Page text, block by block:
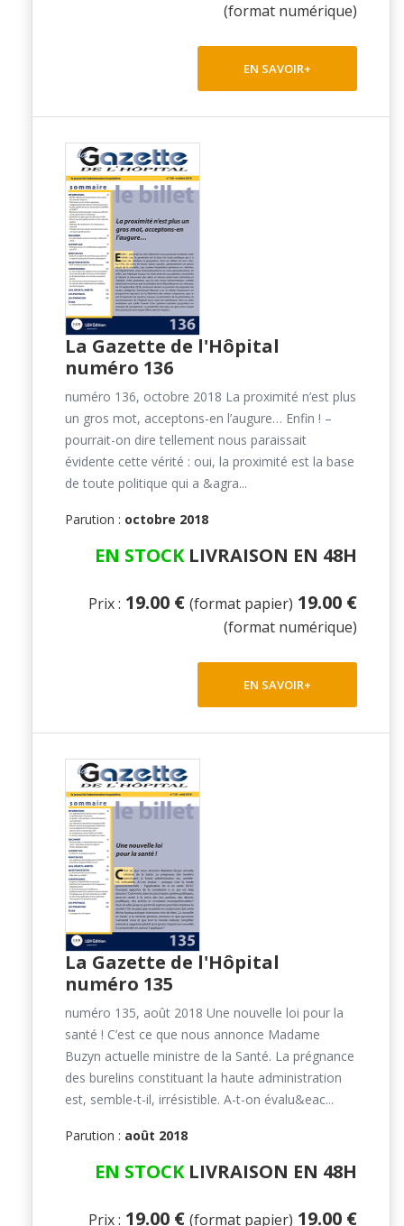
(format numérique)
EN SAVOIR+
La Gazette de l'Hôpital
numéro 136
numéro 136, octobre 2018 La proximité n’est plus
un gros mot, acceptons-en l’augure… Enfin ! –
pourrait-on dire tellement nous paraissait
évidente cette vérité : oui, la proximité est la base
de toute politique qui a &agra...
Parution : octobre 2018
EN STOCKLIVRAISON EN 48H
Prix : 19.00 € (format papier) 19.00 €
(format numérique)
EN SAVOIR+
La Gazette de l'Hôpital
numéro 135
numéro 135, août 2018 Une nouvelle loi pour la
santé ! C’est ce que nous annonce Madame
Buzyn actuelle ministre de la Santé. La prégnance
des burelins constituant la haute administration
est, semble-t-il, irrésistible. A-t-on évalu&eac...
Parution : août 2018
EN STOCKLIVRAISON EN 48H
Prix : 19.00 € (format papier) 19.00 €